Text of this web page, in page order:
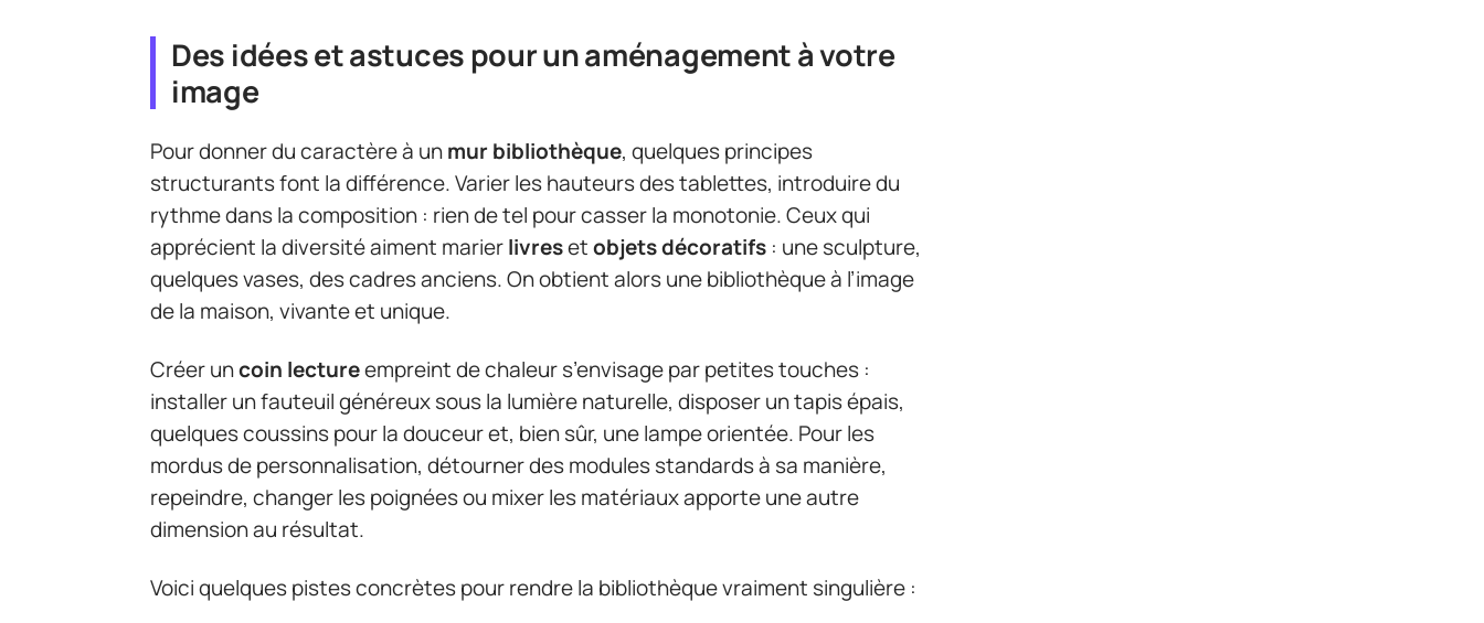
Des idées et astuces pour un aménagement à votre
image
Pour donner du caractère à unmur bibliothèque, quelques principes
structurants font la différence. Varier les hauteurs des tablettes, introduire du
rythme dans la composition : rien de tel pour casser la monotonie. Ceux qui
apprécient la diversité aiment marierlivresetobjets décoratifs : une sculpture,
quelques vases, des cadres anciens. On obtient alors une bibliothèque à l’image
de la maison, vivante et unique.
Créer uncoin lectureempreint de chaleur s’envisage par petites touches :
installer un fauteuil généreux sous la lumière naturelle, disposer un tapis épais,
quelques coussins pour la douceur et, bien sûr, une lampe orientée. Pour les
mordus de personnalisation, détourner des modules standards à sa manière,
repeindre, changer les poignées ou mixer les matériaux apporte une autre
dimension au résultat.
Voici quelques pistes concrètes pour rendre la bibliothèque vraiment singulière :